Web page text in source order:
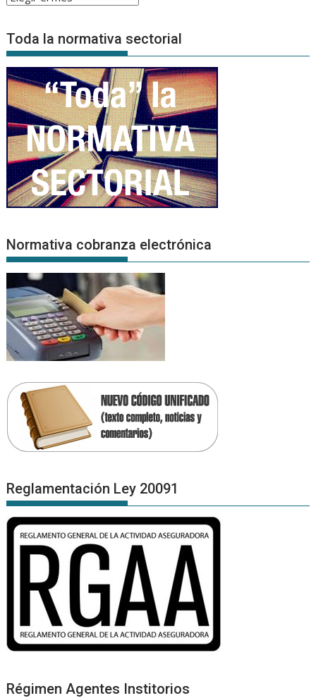
Noticias
Toda la normativa sectorial
Normativa cobranza electrónica
Reglamentación Ley 20091
Régimen Agentes Institorios